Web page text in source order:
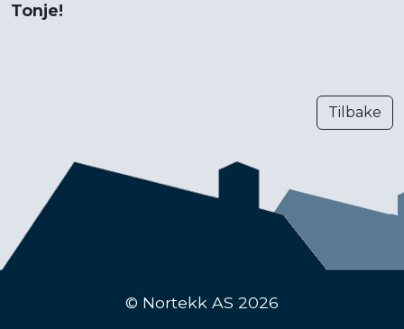
Tonje!
Tilbake
© Nortekk AS 2026